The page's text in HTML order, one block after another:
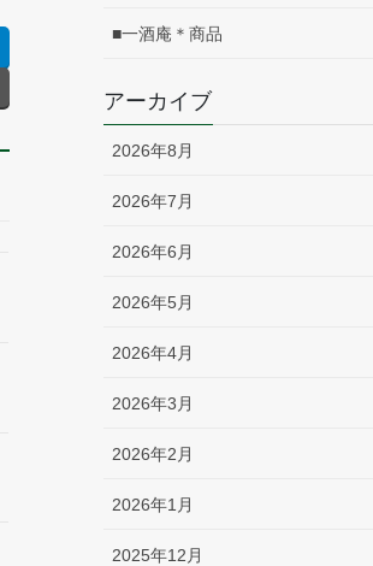
■一酒庵＊商品
アーカイブ
2026年8月
2026年7月
2026年6月
2026年5月
2026年4月
2026年3月
2026年2月
2026年1月
2025年12月